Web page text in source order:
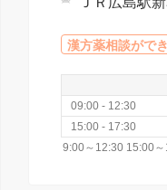
漢方薬相談がで
09:00 - 12:30
15:00 - 17:30
9:00～12:30 15:00